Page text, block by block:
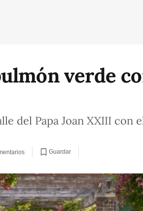
verde
del Papa Joan XXIII
Guardar